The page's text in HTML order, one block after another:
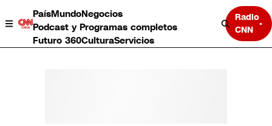
PaísMundoNegocios
Podcast y Programas completos
Futuro 360CulturaServicios
Radio
CNN